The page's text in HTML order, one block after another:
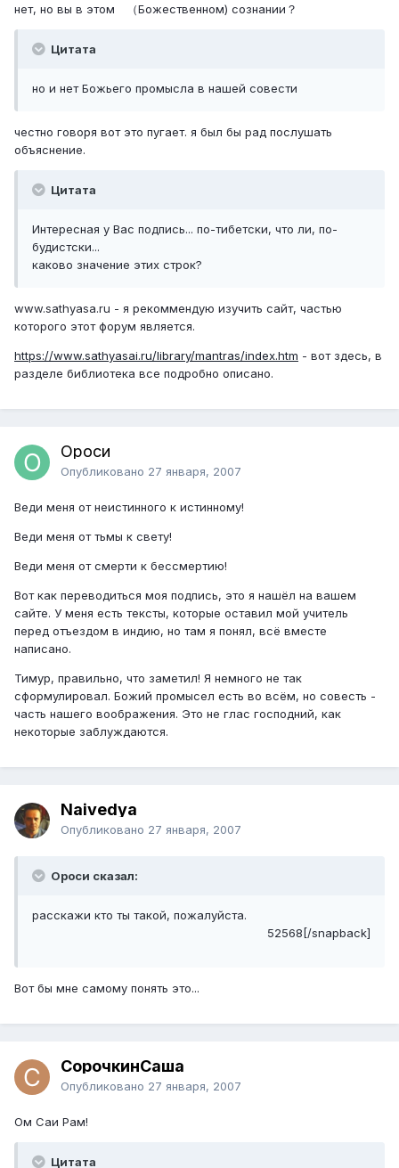
нет, но вы в этом （Божественном) сознании？
Цитата
но и нет Божьего промысла в нашей совести
честно говоря вот это пугает. я был бы рад послушать
объяснение.
Цитата
Интересная у Вас подпись... по-тибетски, что ли, по-
будистски...
каково значение этих строк?
www.sathyasa.ru - я рекоммендую изучить сайт, частью
которого этот форум является.
https://www.sathyasai.ru/library/mantras/index.htm - вот здесь, в
разделе библиотека все подробно описано.
Ороси
Опубликовано 27 января, 2007
Веди меня от неистинного к истинному!
Веди меня от тьмы к свету!
Веди меня от смерти к бессмертию!
Вот как переводиться моя подпись, это я нашёл на вашем
сайте. У меня есть тексты, которые оставил мой учитель
перед отъездом в индию, но там я понял, всё вместе
написано.
Тимур, правильно, что заметил! Я немного не так
сформулировал. Божий промысел есть во всём, но совесть -
часть нашего воображения. Это не глас господний, как
некоторые заблуждаются.
Naivedya
Опубликовано 27 января, 2007
Ороси сказал:
расскажи кто ты такой, пожалуйста.
52568[/snapback]
Вот бы мне самому понять это...
СорочкинСаша
Опубликовано 27 января, 2007
Ом Саи Рам!
Цитата